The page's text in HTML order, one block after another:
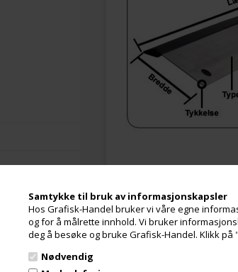
Samtykke til bruk av informasjonskapsler
Hos Grafisk-Handel bruker vi våre egne
og for å målrette innhold. Vi bruker
deg å besøke og bruke Grafisk-Handel. Klikk
Nødvendig